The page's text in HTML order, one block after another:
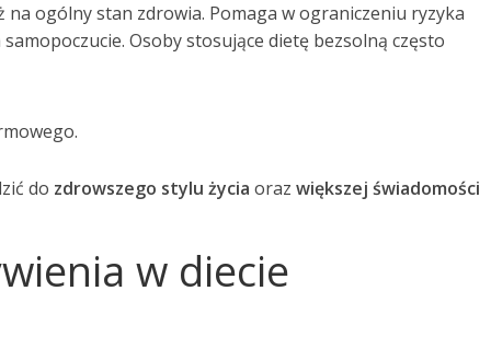
na ogólny stan zdrowia. Pomaga w ograniczeniu ryzyka
Osoby stosujące dietę bezsolną często
do zdrowszego stylu życia oraz większej świadomości
w diecie